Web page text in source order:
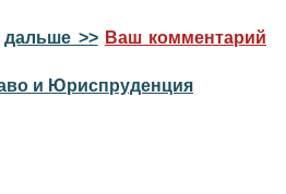
дальше >> Ваш комментарий
и Юриспруденция